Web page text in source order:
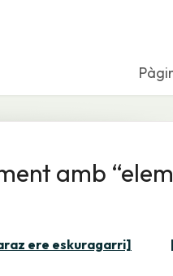
amb
ere eskuragarri]